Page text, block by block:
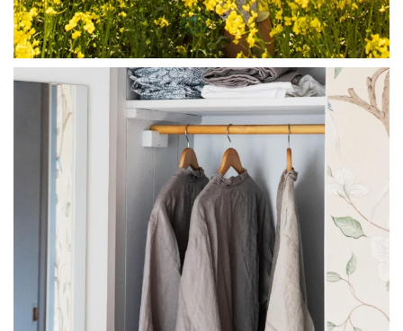
linliving
Jul 23